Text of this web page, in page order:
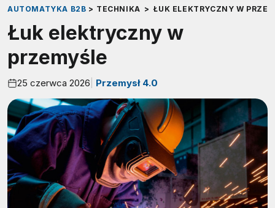
AUTOMATYKA B2B > TECHNIKA > ŁUK ELEKTRYCZNY W
Łuk elektryczny w
przemyśle
25 czerwca 2026 Przemysł 4.0